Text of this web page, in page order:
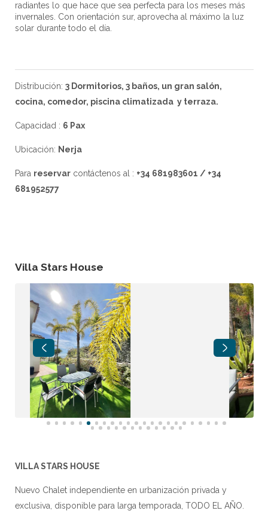
radiantes lo que hace que sea perfecta para los meses más
invernales. Con orientación sur, aprovecha al máximo la luz
solar durante todo el día.
Distribución: 3 Dormitorios, 3 baños, un gran salón,
cocina, comedor, piscina climatizada y terraza.
Capacidad : 6 Pax
Ubicación: Nerja
Para reservarcontáctenos al : +34 681983601 / +34
681952577
Villa Stars House
VILLA STARS HOUSE
Nuevo Chalet independiente en urbanización privada y
exclusiva, disponible para larga temporada, TODO EL AÑO.